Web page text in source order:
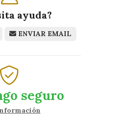
ayuda?
ENVIAR EMAIL
seguro